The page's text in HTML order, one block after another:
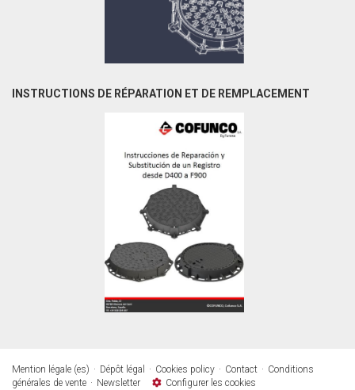
INSTRUCTIONS DE RÉPARATION ET DE REMPLACEMENT
Mention légale (es) Dépôt légal Cookies policy Contact
Conditions
générales de vente
Newsletter Configurer les cookies